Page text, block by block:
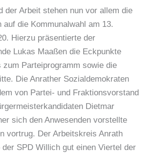
der Arbeit stehen nun vor allem die
auf die Kommunalwahl am 13.
Hierzu präsentierte der
Lukas Maaßen die Eckpunkte
zum Parteiprogramm sowie die
Die Anrather Sozialdemokraten
von Partei- und Fraktionsvorstand
Dietmar
sich den Anwesenden vorstellte
vortrug. Der Arbeitskreis Anrath
SPD Willich gut einen Viertel der